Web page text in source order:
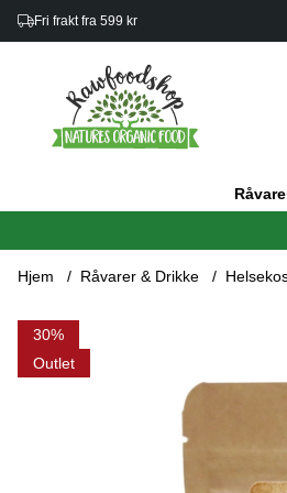
Fri frakt fra 599 kr
Hjem Råvarer & Drikke
30
Outlet
Produktbilder Matcha Te ØKO 125g